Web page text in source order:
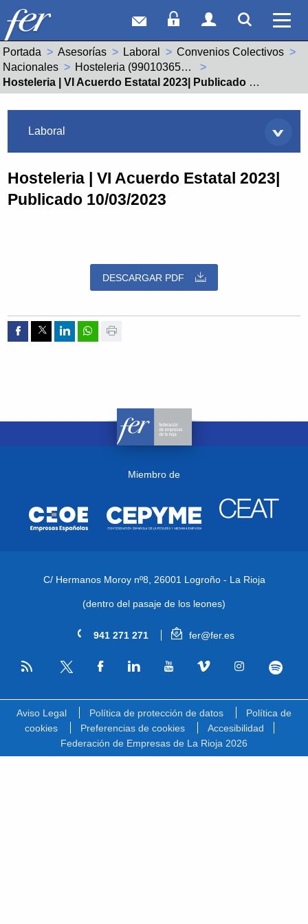
Correo webAcceso Socios
Acceso
Ver
Portada Asesorías Laboral
Convenios Colectivos
Nacionales
Hosteleria (99010365011900)
Actual:
Hosteleria | VI Acuerdo Estatal 2023| Publicado 10/03/2023
Laboral
Hosteleria | VI Acuerdo Estatal 2023|
Publicado 10/03/2023
DESCARGAR PDF
Compartir por Facebook
Compartir por Twitter
Compartir por Linkedin
Compartir por whatsapp
Imprimir
Miembro de
C/ Hermanos Moroy nº8, 26001 Logroño - La Rioja
(dentro del pasaje de los leones)
941 271 271 fer@fer.es
RSS
Aviso Legal Política de protección de datos
Política de
cookies
Preferencias de cookies
Accesibilidad
Federación de Empresas de La Rioja 2026